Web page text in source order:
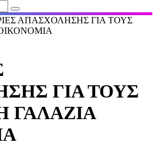
ΑΠΑΣΧΟΛΗΣΗΣ ΓΙΑ ΤΟΥΣ
ΓΙΑ ΤΟΥΣ
ΓΑΛΑΖΙΑ